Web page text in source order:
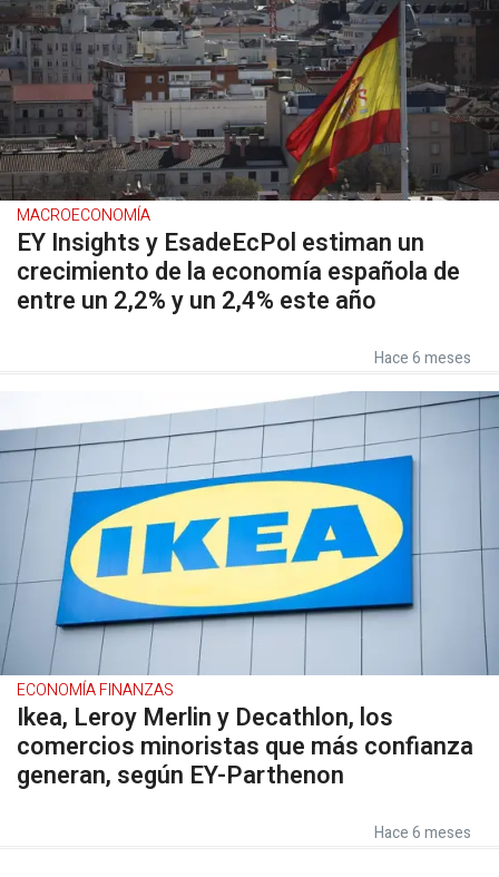
MACROECONOMÍA
EY Insights y EsadeEcPol estiman un
crecimiento de la economía española de
entre un 2,2% y un 2,4% este año
Hace 6 meses
ECONOMÍA FINANZAS
Ikea, Leroy Merlin y Decathlon, los
comercios minoristas que más confianza
generan, según EY-Parthenon
Hace 6 meses